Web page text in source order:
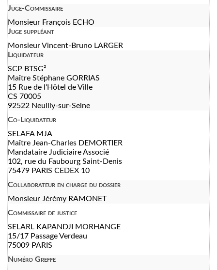
Juge-Commissaire
Monsieur François ECHO
Juge suppléant
Monsieur Vincent-Bruno LARGER
Liquidateur
SCP BTSG²
Maître Stéphane GORRIAS
15 Rue de l'Hôtel de Ville
CS 70005
92522 Neuilly-sur-Seine
Co-Liquidateur
SELAFA MJA
Maître Jean-Charles DEMORTIER
Mandataire Judiciaire Associé
102, rue du Faubourg Saint-Denis
75479 PARIS CEDEX 10
Collaborateur en charge du dossier
Monsieur Jérémy RAMONET
Commissaire de justice
SELARL KAPANDJI MORHANGE
15/17 Passage Verdeau
75009 PARIS
Numéro Greffe